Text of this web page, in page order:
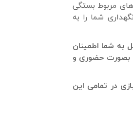
مربوط بستگی
شما را به
به شما اطمینان
بصورت حضوری و
در تمامی این